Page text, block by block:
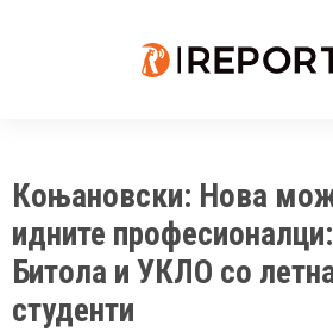
Коњановски: Нова
идните
Битола и УКЛО со
студенти